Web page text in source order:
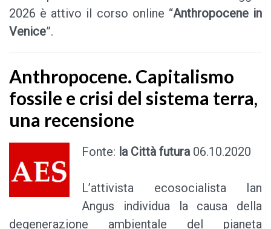
2026 è attivo il corso online “Anthropocene in
Venice”.
Anthropocene. Capitalismo
fossile e crisi del sistema terra,
una recensione
Fonte: la Città futura06.10.2020
L’attivista ecosocialista Ian
Angus individua la causa della
degenerazione ambientale del pianeta